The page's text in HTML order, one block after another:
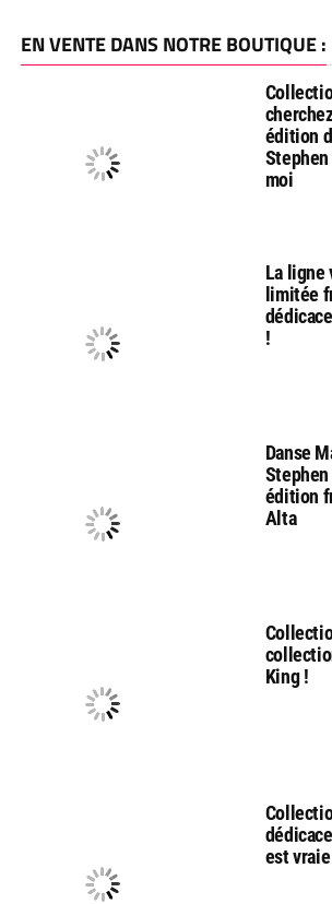
EN VENTE DANS NOTRE BOUTIQUE :
édition
moi
La ligne
limitée
!
Danse
édition
Alta
King !
est vraie